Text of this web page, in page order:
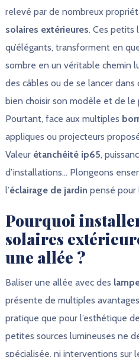
relevé par de nombreux
solaires extérieures. Ces petits
qu’élégants, transforment en
sombre en un véritable chemin
des câbles ou de se lancer
bien choisir son modèle et de
Pourtant, face aux multiples
appliques ou projecteurs
Valeur étanchéité ip65,
d’installations… Plongeons
l’éclairage de jardin pensé pour
Pourquoi
solaires
une allée ?
Baliser une allée avec des
présente de multiples
pratique que pour l’esthétique
petites sources lumineuses ne
spécialisée, ni interventions sur